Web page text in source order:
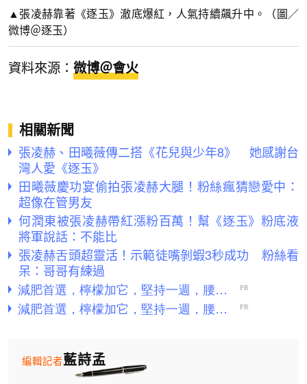
▲張凌赫靠著《逐玉》澈底爆紅，人氣持續飆升中。（圖／
微博＠逐玉）
資料來源： 微博＠會火
相關新聞
張凌赫、田曦薇傳二搭《花兒與少年8》 她感謝台
灣人愛《逐玉》
田曦薇慶功宴偷拍張凌赫大腿！粉絲瘋猜戀愛中：
超像在管男友
何潤東被張凌赫帶紅漲粉百萬！幫《逐玉》粉底液
將軍說話：不能比
張凌赫舌頭超靈活！示範徒嘴剝蝦3秒成功 粉絲看
呆：哥哥有練過
藍詩孟
編輯記者